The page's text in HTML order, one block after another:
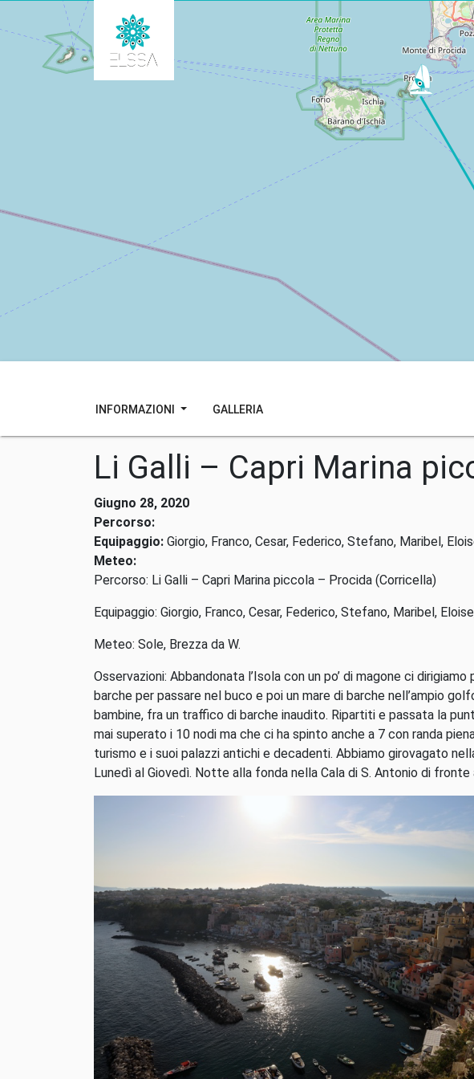
INFORMAZIONI GALLERIA
Li Galli – Capri Marina
Giugno 28, 2020
Percorso:
Equipaggio: Giorgio, Franco, Cesar, Federico, Stefano, Maribel,
Meteo:
Percorso: Li Galli – Capri Marina piccola – Procida (Corricella)
Equipaggio: Giorgio, Franco, Cesar, Federico, Stefano, Maribel,
Meteo: Sole, Brezza da W.
Osservazioni: Abbandonata l’Isola con un po’ di magone ci
barche per passare nel buco e poi un mare di barche nell’ampio
bambine, fra un traffico di barche inaudito. Ripartiti e passata la
mai superato i 10 nodi ma che ci ha spinto anche a 7 con randa
turismo e i suoi palazzi antichi e decadenti. Abbiamo girovagato
Lunedì al Giovedì. Notte alla fonda nella Cala di S. Antonio di